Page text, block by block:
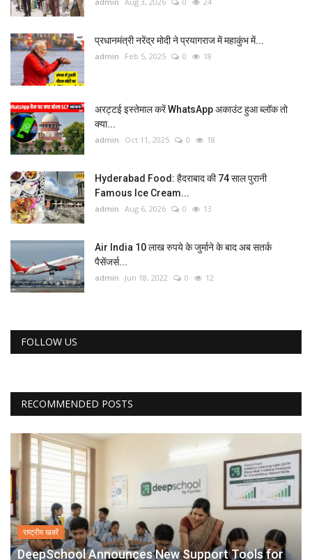
प्रधानमंत्री नरेंद्र मोदी ने प्रयागराज में महाकुंभ में...
admin Feb 5, 2025 0 18
अरट्टई इस्तेमाल करें WhatsApp अकाउंट हुआ ब्लॉक तो
क्या...
admin Oct 11, 2025 0 18
Hyderabad Food: हैदराबाद की 74 साल पुरानी
Famous Ice Cream...
admin Aug 6, 2026 0 13
Air India 10 लाख रुपये के जुर्माने के बाद अब सतर्क
पैसेंजर्स...
admin Jun 18, 2022 0 12
FOLLOW US
RECOMMENDED POSTS
राष्ट्रीय खबरें
DeepSchool Announces New Support Tools for